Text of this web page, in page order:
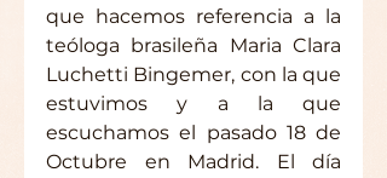
que hacemos referencia a la
teóloga brasileña Maria Clara
Luchetti Bingemer, con la que
estuvimos y a la que
escuchamos el pasado 18 de
Octubre en Madrid. El día